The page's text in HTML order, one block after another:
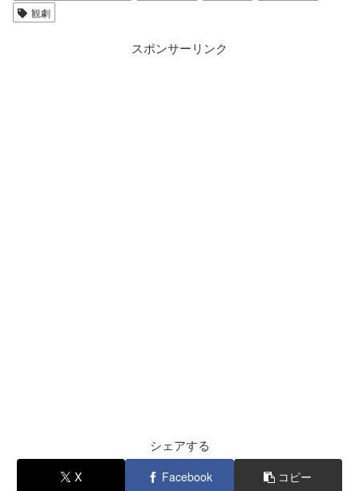
観劇
スポンサーリンク
シェアする
X Facebook コピー